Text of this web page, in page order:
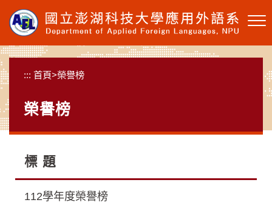
要
內
容
塊
::: 首頁>榮譽榜
榮譽榜
標 題
112學年度榮譽榜